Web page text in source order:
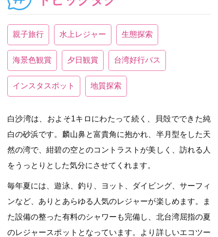
親子旅行 水上レジャー 生態探索
海景色観賞 夕日観賞 台湾好行バス
インスタスポット 地質探索
白沙湾は、およそ1キロにわたって続く、貝殻でできた純
白の砂浜です。麟山鼻と富貴角に抱かれ、半月型をした天
然の湾で、紺碧の空とのコントラストが美しく、訪れる人
をうっとりとした気分にさせてくれます。
毎年夏には、遊泳、釣り、ヨット、ダイビング、サーフィ
ンなど、ありとあらゆる人気のレジャーが楽しめます。ま
た設備の整った有料のシャワーも完備し、北台湾屈指の夏
のレジャースポットとなっています。より詳しいエコツー